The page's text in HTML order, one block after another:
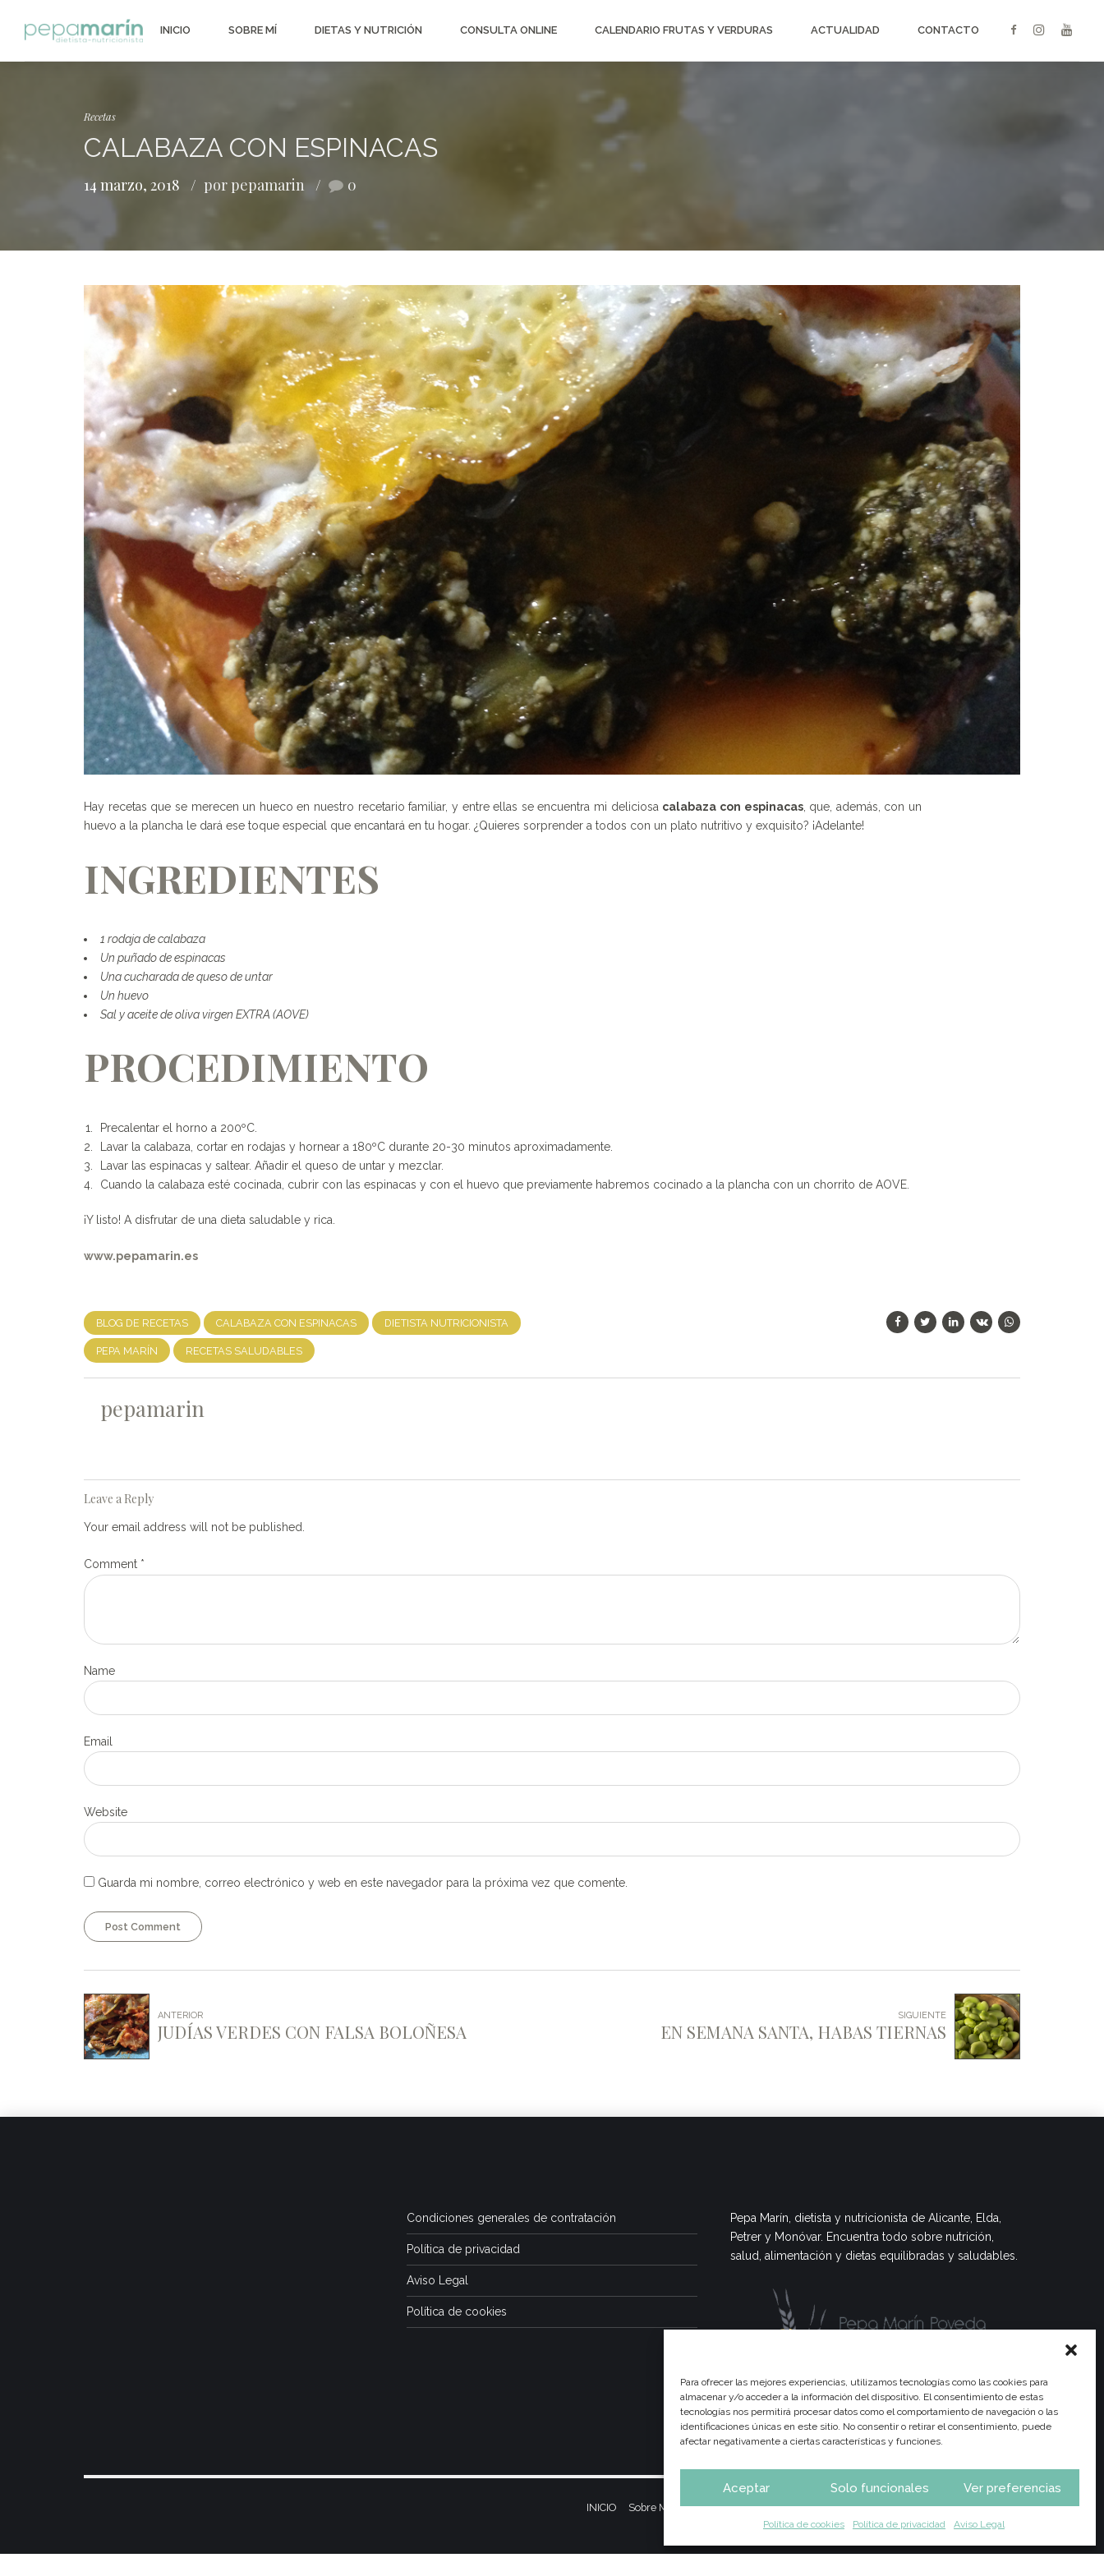
Para ofrecer las mejores experiencias, utilizamos tecnologías como las cookies para
almacenar y/o acceder a la información del dispositivo. El consentimiento de estas
tecnologías nos permitirá procesar datos como el comportamiento de navegación o las
identificaciones únicas en este sitio. No consentir o retirar el consentimiento, puede
afectar negativamente a ciertas características y funciones.
Aceptar Solo funcionales Ver preferencias
Política de cookies Política de privacidad Aviso Legal
INICIO SOBRE MÍ DIETAS Y NUTRICIÓN CONSULTA ONLINE CALENDARIO FRUTAS Y VERDURAS ACTUALIDAD CONTACTO
Recetas
CALABAZA CON ESPINACAS
14 marzo, 2018 por pepamarin 0
Hay recetas que se merecen un hueco en nuestro recetario familiar, y entre ellas se encuentra mi deliciosa calabaza con espinacas, que, además, con un
huevo a la plancha le dará ese toque especial que encantará en tu hogar. ¿Quieres sorprender a todos con un plato nutritivo y exquisito? ¡Adelante!
INGREDIENTES
1 rodaja de calabaza
Un puñado de espinacas
Una cucharada de queso de untar
Un huevo
Sal y aceite de oliva virgen EXTRA (AOVE)
PROCEDIMIENTO
Precalentar el horno a 200ºC.
Lavar la calabaza, cortar en rodajas y hornear a 180ºC durante 20-30 minutos aproximadamente.
Lavar las espinacas y saltear. Añadir el queso de untar y mezclar.
Cuando la calabaza esté cocinada, cubrir con las espinacas y con el huevo que previamente habremos cocinado a la plancha con un chorrito de AOVE.
¡Y listo! A disfrutar de una dieta saludable y rica.
www.pepamarin.es
BLOG DE RECETAS CALABAZA CON ESPINACAS DIETISTA NUTRICIONISTA
PEPA MARÍN RECETAS SALUDABLES
pepamarin
Leave a Reply
Your email address will not be published.
Comment *
Name
Email
Website
Guarda mi nombre, correo electrónico y web en este navegador para la próxima vez que comente.
Post Comment
ANTERIOR
JUDÍAS VERDES CON FALSA BOLOÑESA
SIGUIENTE
EN SEMANA SANTA, HABAS TIERNAS
Condiciones generales de contratación
Política de privacidad
Aviso Legal
Política de cookies
Pepa Marín, dietista y nutricionista de Alicante, Elda,
Petrer y Monóvar. Encuentra todo sobre nutrición,
salud, alimentación y dietas equilibradas y saludables.
INICIO Sobre Mí Dietas y Nutrición Consulta Online
Calendario Frutas y Verduras
Actualidad
Contacto